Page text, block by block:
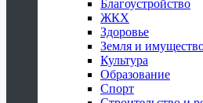
Благоустройство
ЖКХ
Здоровье
Земля и
Культура
Образование
Спорт